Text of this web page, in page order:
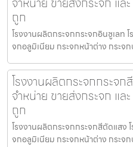
ถูก
โรงงานผลิตกระจกกระจกอินซูเลท
จกอลูมิเนียม กระจกหน้าต่าง กระจ
โรงงานผลิตกระจกกระจก
จำหน่าย ขายส่งกระจก แ
ถูก
โรงงานผลิตกระจกกระจกสีตัดแสง
จกอลูมิเนียม กระจกหน้าต่าง กระจ